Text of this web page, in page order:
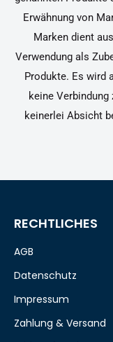
Erwähnung von
Marken dient
Verwendung als
Produkte. Es wird
keine
keinerlei Absicht
RECHTLICHES
AGB
Datenschutz
Impressum
Zahlung & Versand